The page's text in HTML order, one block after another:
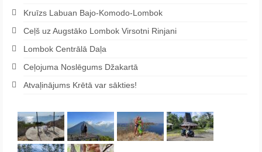
Kruīzs Labuan Bajo-Komodo-Lombok
Ceļš uz Augstāko Lombok Virsotni Rinjani
Lombok Centrālā Daļa
Ceļojuma Noslēgums Džakartā
Atvaļinājums Krētā var sākties!